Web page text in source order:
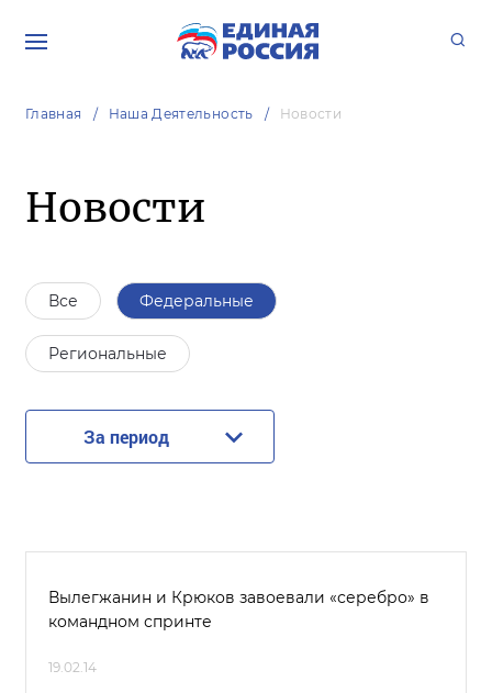
Главная Наша Деятельность Новости
Новости
Все Федеральные
Региональные
За период
Вылегжанин и Крюков завоевали «серебро» в
командном спринте
19.02.14